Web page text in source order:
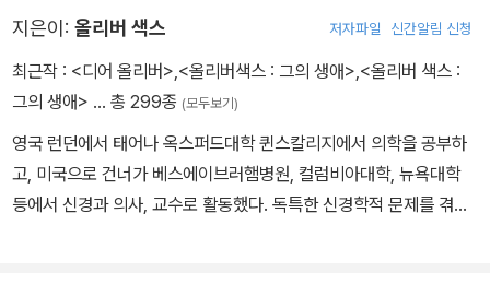
지은이: 올리버 색스 저자파일 신간알림 신청
최근작 : <디어 올리버>,<올리버색스 : 그의 생애>,<올리버 색스 :
그의 생애> … 총 299종 (모두보기)
영국 런던에서 태어나 옥스퍼드대학 퀸스칼리지에서 의학을 공부하
고, 미국으로 건너가 베스에이브러햄병원, 컬럼비아대학, 뉴욕대학
등에서 신경과 의사, 교수로 활동했다. 독특한 신경학적 문제를 겪는